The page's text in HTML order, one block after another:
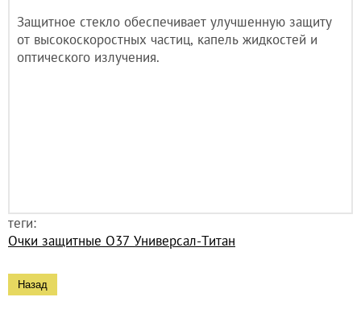
Защитное стекло обеспечивает улучшенную защиту
от высокоскоростных частиц, капель жидкостей и
оптического излучения.
теги:
Очки защитные О37 Универсал-Титан
Назад